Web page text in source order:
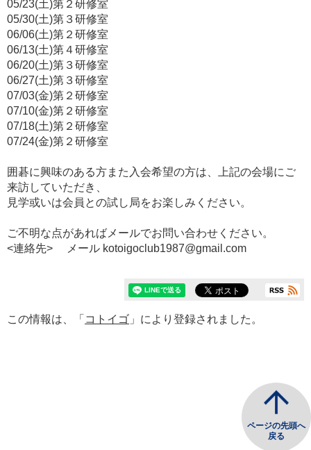
05/23(土)第２研修室
05/30(土)第３研修室
06/06(土)第２研修室
06/13(土)第４研修室
06/20(土)第３研修室
06/27(土)第３研修室
07/03(金)第２研修室
07/10(金)第２研修室
07/18(土)第２研修室
07/24(金)第２研修室
囲碁に興味のある方また入会希望の方は、上記の会場にご
来訪していただき、
見学或いは会員との試し局をお楽しみください。
ご不明な点があればメールでお問い合わせください。
<連絡先> メール kotoigoclub1987@gmail.com
この情報は、「 コトイゴ 」により登録されました。
ページの先頭へ
戻る